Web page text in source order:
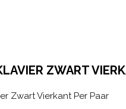
ZWART
Zwart Vierkant Per Paar